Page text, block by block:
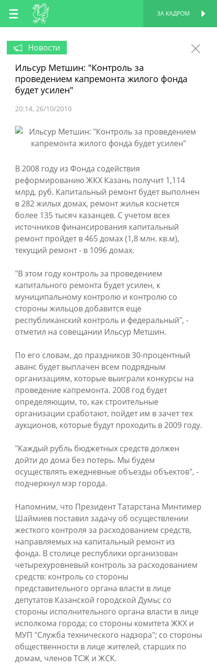
RU
EN
ЗА КАДРОМ
Новости
Ильсур Метшин: "Контроль за
проведением капремонта жилого фонда
будет усилен"
20:14 26/10/2010
В 2008 году из Фонда содействия
реформированию ЖКХ Казань получит 1,114
млрд. руб. Капитальный ремонт будет выполнен
в 282 жилых домах, ремонт жилья коснется
более 135 тысяч казанцев. С учетом всех
источников финансирования капитальный
ремонт пройдет в 465 домах (1,8 млн. кв.м),
текущий ремонт - в 1096 домах.
"В этом году контроль за проведением
капитального ремонта будет усилен, к
муниципальному контролю и контролю со
стороны жильцов добавится еще
республиканский контроль и федеральный", -
отметил на совещании Ильсур Метшин.
По его словам, до праздников 30-процентный
аванс будет выплачен всем подрядным
организациям, которые выиграли конкурсы на
проведение капремонта. 2008 год будет
определяющим, то, как строительные
организации сработают, пойдет им в зачет тех
аукционов, которые будут проходить в 2009 году.
"Каждый рубль бюджетных средств должен
дойти до дома без потерь. Мы будем
осуществлять ежедневные объезды объектов", -
подчеркнул мэр города.
Напомним, что Президент Татарстана Минтимер
Шаймиев поставил задачу об осуществлении
жесткого контроля за расходованием средств,
направляемых на капитальный ремонт из
фонда. В столице республики организован
четырехуровневый контроль за расходованием
средств: контроль со стороны
представительного органа власти в лице
депутатов Казанской городской Думы; со
стороны исполнительного органа власти в лице
исполкома города; со стороны комитета ЖКХ и
МУП "Служба технического надзора"; со стороны
общественности в лице жителей, старших по
домам, членов ТСЖ и ЖСК.
ПЕРСОНАЛЬНАЯ